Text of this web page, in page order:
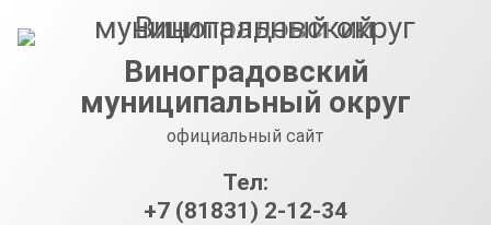
Виноградовский
муниципальный округ
официальный сайт
Тел:
+7 (81831) 2-12-34